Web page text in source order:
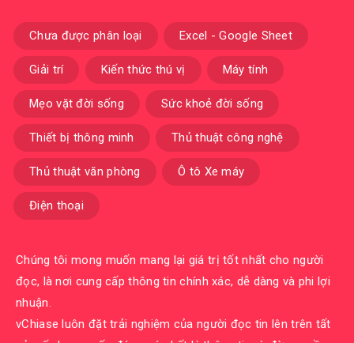
Chưa được phân loại Excel - Google Sheet
Giải trí Kiến thức thú vị Máy tính
Mẹo vặt đời sống Sức khoẻ đời sống
Thiết bị thông minh Thủ thuật công nghệ
Thủ thuật văn phòng Ô tô Xe máy
Điện thoại
Chúng tôi mong muốn mang lại giá trị tốt nhất cho người
đọc, là nơi cung cấp thông tin chính xác, dễ dàng và phi lợi
nhuận.
vChiase luôn đặt trải nghiệm của người đọc tin lên trên tất